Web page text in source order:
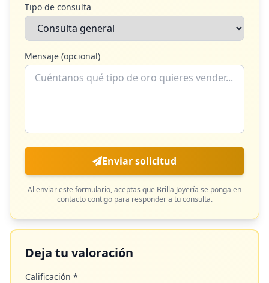
Tipo de consulta
Mensaje (opcional)
Enviar solicitud
Al enviar este formulario, aceptas que Brilla Joyería se ponga en
contacto contigo para responder a tu consulta.
Deja tu valoración
Calificación *